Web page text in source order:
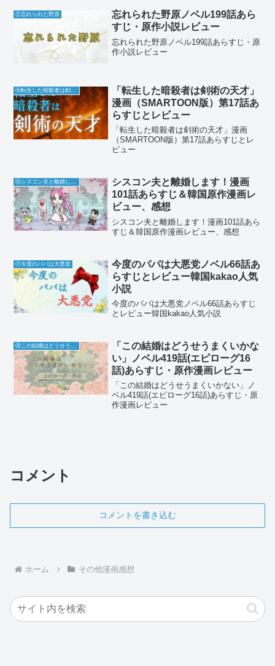
Ⓔ忘れられた野原
忘れられた野原ノベル199話あら
すじ・原作小説レビュー
忘れられた野原ノベル199話あらすじ・原
作小説レビュー
「転生した暗殺者は剣術の天才」
漫画（SMARTOON版）第17話あ
らすじとレビュー
「転生した暗殺者は剣術の天才」漫画
（SMARTOON版）第17話あらすじとレ
ビュー
Ⓗシスコン夫と離婚します！
シスコン夫と離婚します！漫画
101話あらすじ＆韓国原作漫画レ
ビュー、感想
シスコン夫と離婚します！漫画101話あら
すじ＆韓国原作漫画レビュー、感想
Ⓕ今度のパパは大悪党
今度のパパは大悪党ノベル66話あ
らすじとレビュー韓国kakao人気
小説
今度のパパは大悪党ノベル66話あらすじ
とレビュー韓国kakao人気小説
「この結婚はどうせうまくいかな
い」ノベル419話(エピローグ16
話)あらすじ・原作漫画レビュー
「この結婚はどうせうまくいかない」ノ
ベル419話(エピローグ16話)あらすじ・原
作漫画レビュー
コメント
コメントを書き込む
ホーム その他漫画感想